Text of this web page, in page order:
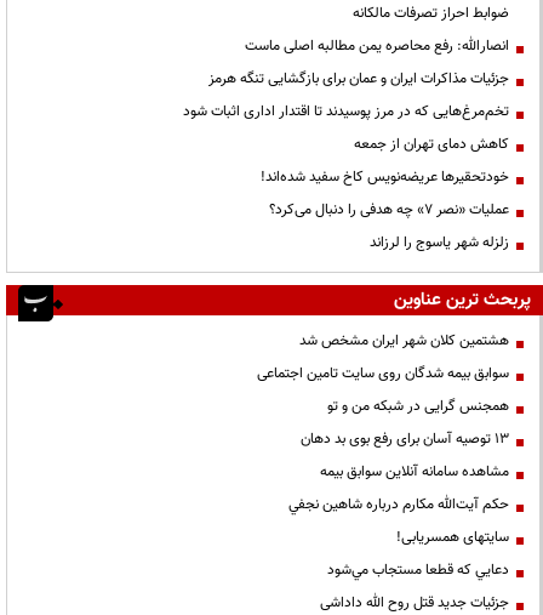
ضوابط احراز تصرفات مالکانه
انصارالله: رفع محاصره یمن مطالبه اصلی ماست
جزئیات مذاکرات ایران و عمان برای بازگشایی تنگه هرمز
تخم‌مرغ‌هایی که در مرز پوسیدند تا اقتدار اداری اثبات شود
کاهش دمای تهران از جمعه
خودتحقیرها عریضه‌نویس کاخ سفید شده‌اند!
عملیات «نصر ۷» چه هدفی را دنبال می‌کرد؟
زلزله شهر یاسوج را لرزاند
پربحث ترین عناوین
هشتمین کلان شهر ایران مشخص شد
سوابق بیمه شدگان روی سایت تامین اجتماعی
همجنس گرایی در شبکه من و تو
13 توصیه آسان برای رفع بوی بد دهان
مشاهده سامانه آنلاين سوابق بیمه
حكم آيت‌الله مكارم درباره شاهين نجفي
سایتهای همسریابی!
دعايي كه قطعا مستجاب مي‌شود
جزئیات جدید قتل روح الله داداشی